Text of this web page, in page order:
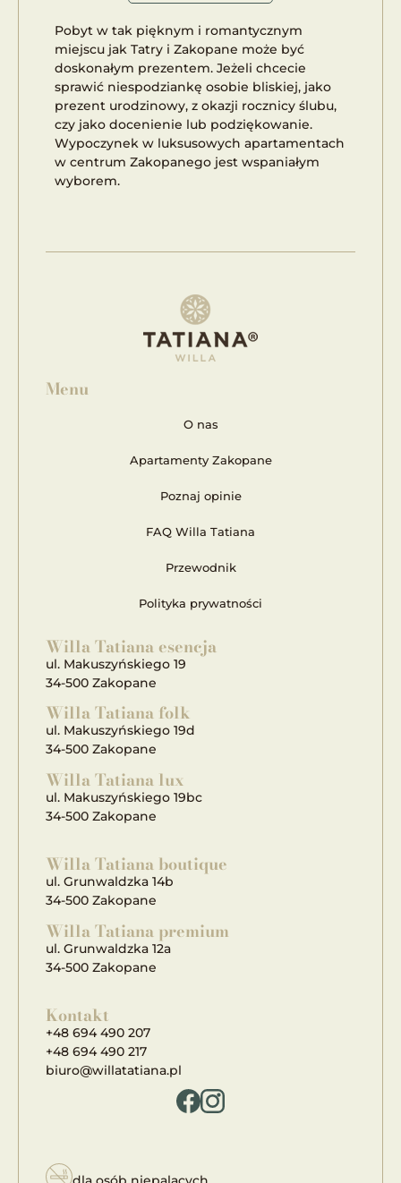
Pobyt w tak pięknym i romantycznym
miejscu jak Tatry i Zakopane może być
doskonałym prezentem. Jeżeli chcecie
sprawić niespodziankę osobie bliskiej, jako
prezent urodzinowy, z okazji rocznicy ślubu,
czy jako docenienie lub podziękowanie.
Wypoczynek w luksusowych apartamentach
w centrum Zakopanego jest wspaniałym
wyborem.
Menu
O nas
Apartamenty Zakopane
Poznaj opinie
FAQ Willa Tatiana
Przewodnik
Polityka prywatności
Willa Tatiana esencja
ul. Makuszyńskiego 19
34-500 Zakopane
Willa Tatiana folk
ul. Makuszyńskiego 19d
34-500 Zakopane
Willa Tatiana lux
ul. Makuszyńskiego 19bc
34-500 Zakopane
Willa Tatiana boutique
ul. Grunwaldzka 14b
34-500 Zakopane
Willa Tatiana premium
ul. Grunwaldzka 12a
34-500 Zakopane
Kontakt
+48 694 490 207
+48 694 490 217
biuro@willatatiana.pl